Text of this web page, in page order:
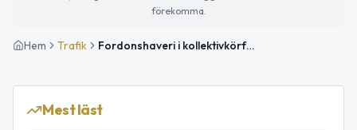
förekomma.
Hem Trafik Fordonshaveri i kollektivkörfältet på E4 vid Trafikplats Järva Krog
Mest läst